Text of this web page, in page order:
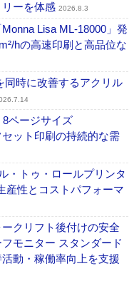
ーを体感 2026.8.3
Lisa ML-18000」発
hの高速印刷と高品位な
同時に改善するアクリル
ページサイズ
ット印刷の持続的な需
・トゥ・ロールプリンタ
性とコストパフォーマ
クリフト後付けの安全
モニター スタンダード
動・稼働率向上を支援